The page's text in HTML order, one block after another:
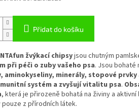
Přidat do košíku
žvýkací chipsyjsou chutným
při péči o zuby vašeho psa. Jsou bohaté
aminokyseliny, minerály, stopové prvky
systém a zvyšují vitalitu psa.
, která je přirozeně bohatá na živiny a aktivní
z přírodních látek.